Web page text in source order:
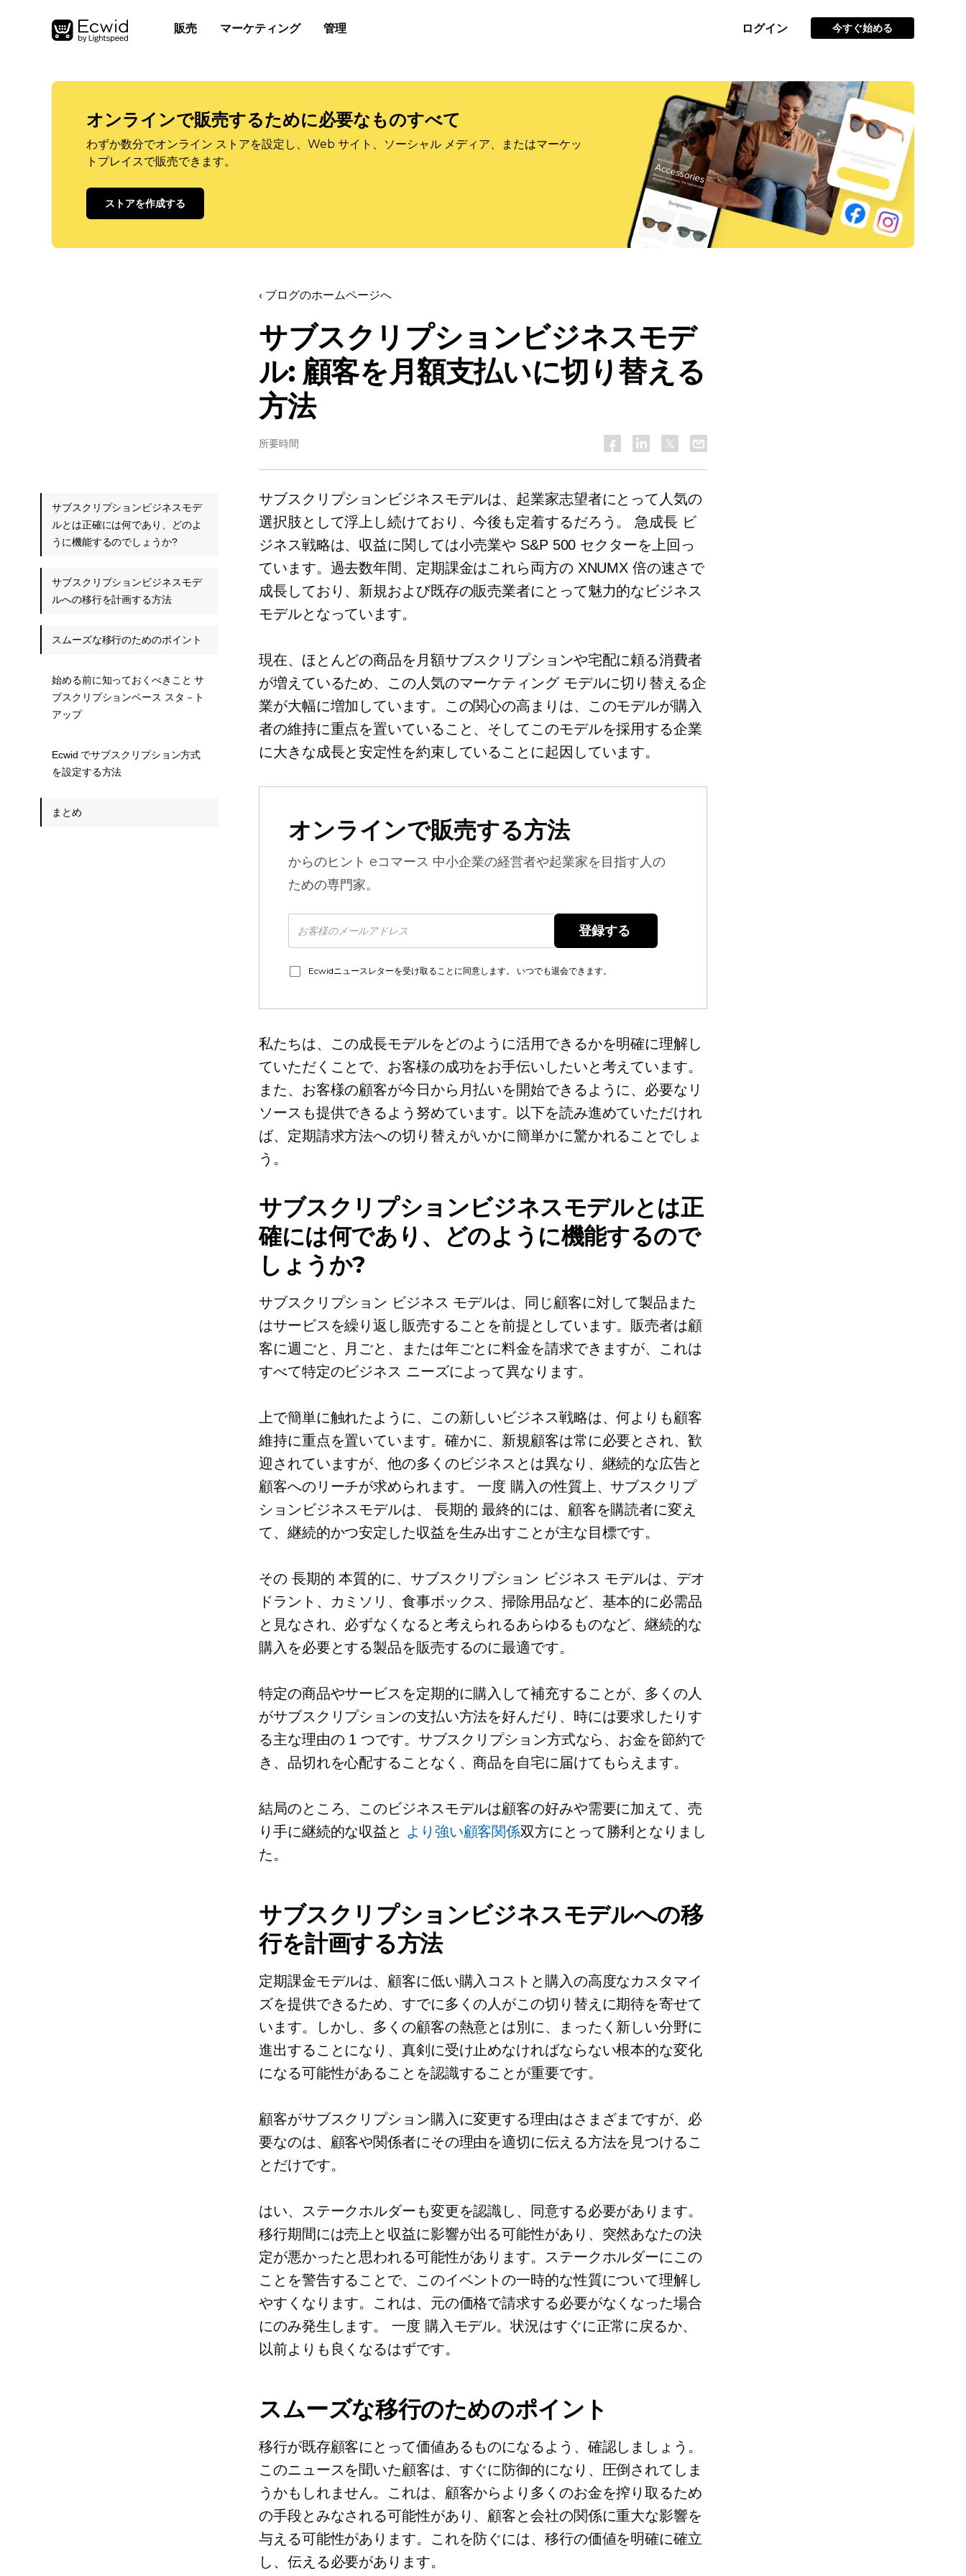
販売 マーケティング 管理 ログイン 今すぐ始める
オンラインで販売するために必要なものすべて
わずか数分でオンライン ストアを設定し、Web サイト、ソーシャル メディア、またはマーケッ
トプレイスで販売できます。
ストアを作成する
‹ ブログのホームページへ
サブスクリプションビジネスモデ
ル: 顧客を月額支払いに切り替える
方法
所要時間
サブスクリプションビジネスモデルは、起業家志望者にとって人気の
選択肢として浮上し続けており、今後も定着するだろう。 急成長 ビ
ジネス戦略は、収益に関しては小売業や S&P 500 セクターを上回っ
ています。過去数年間、定期課金はこれら両方の XNUMX 倍の速さで
成長しており、新規および既存の販売業者にとって魅力的なビジネス
モデルとなっています。
現在、ほとんどの商品を月額サブスクリプションや宅配に頼る消費者
が増えているため、この人気のマーケティング モデルに切り替える企
業が大幅に増加しています。この関心の高まりは、このモデルが購入
者の維持に重点を置いていること、そしてこのモデルを採用する企業
に大きな成長と安定性を約束していることに起因しています。
オンラインで販売する方法
からのヒント eコマース 中小企業の経営者や起業家を目指す人の
ための専門家。
Ecwidニュースレターを受け取ることに同意します。 いつでも退会できます。
私たちは、この成長モデルをどのように活用できるかを明確に理解し
ていただくことで、お客様の成功をお手伝いしたいと考えています。
また、お客様の顧客が今日から月払いを開始できるように、必要なリ
ソースも提供できるよう努めています。以下を読み進めていただけれ
ば、定期請求方法への切り替えがいかに簡単かに驚かれることでしょ
う。
サブスクリプションビジネスモデルとは正
確には何であり、どのように機能するので
しょうか?
サブスクリプション ビジネス モデルは、同じ顧客に対して製品また
はサービスを繰り返し販売することを前提としています。販売者は顧
客に週ごと、月ごと、または年ごとに料金を請求できますが、これは
すべて特定のビジネス ニーズによって異なります。
上で簡単に触れたように、この新しいビジネス戦略は、何よりも顧客
維持に重点を置いています。確かに、新規顧客は常に必要とされ、歓
迎されていますが、他の多くのビジネスとは異なり、継続的な広告と
顧客へのリーチが求められます。 一度 購入の性質上、サブスクリプ
ションビジネスモデルは、 長期的 最終的には、顧客を購読者に変え
て、継続的かつ安定した収益を生み出すことが主な目標です。
その 長期的 本質的に、サブスクリプション ビジネス モデルは、デオ
ドラント、カミソリ、食事ボックス、掃除用品など、基本的に必需品
と見なされ、必ずなくなると考えられるあらゆるものなど、継続的な
購入を必要とする製品を販売するのに最適です。
特定の商品やサービスを定期的に購入して補充することが、多くの人
がサブスクリプションの支払い方法を好んだり、時には要求したりす
る主な理由の 1 つです。サブスクリプション方式なら、お金を節約で
き、品切れを心配することなく、商品を自宅に届けてもらえます。
結局のところ、このビジネスモデルは顧客の好みや需要に加えて、売
り手に継続的な収益と より強い顧客関係双方にとって勝利となりまし
た。
サブスクリプションビジネスモデルへの移
行を計画する方法
定期課金モデルは、顧客に低い購入コストと購入の高度なカスタマイ
ズを提供できるため、すでに多くの人がこの切り替えに期待を寄せて
います。しかし、多くの顧客の熱意とは別に、まったく新しい分野に
進出することになり、真剣に受け止めなければならない根本的な変化
になる可能性があることを認識することが重要です。
顧客がサブスクリプション購入に変更する理由はさまざまですが、必
要なのは、顧客や関係者にその理由を適切に伝える方法を見つけるこ
とだけです。
はい、ステークホルダーも変更を認識し、同意する必要があります。
移行期間には売上と収益に影響が出る可能性があり、突然あなたの決
定が悪かったと思われる可能性があります。ステークホルダーにこの
ことを警告することで、このイベントの一時的な性質について理解し
やすくなります。これは、元の価格で請求する必要がなくなった場合
にのみ発生します。 一度 購入モデル。状況はすぐに正常に戻るか、
以前よりも良くなるはずです。
スムーズな移行のためのポイント
移行が既存顧客にとって価値あるものになるよう、確認しましょう。
このニュースを聞いた顧客は、すぐに防御的になり、圧倒されてしま
うかもしれません。これは、顧客からより多くのお金を搾り取るため
の手段とみなされる可能性があり、顧客と会社の関係に重大な影響を
与える可能性があります。これを防ぐには、移行の価値を明確に確立
し、伝える必要があります。
サブスクリプションビジネスモデ
ルとは正確には何であり、どのよ
うに機能するのでしょうか?
サブスクリプションビジネスモデ
ルへの移行を計画する方法
スムーズな移行のためのポイント
始める前に知っておくべきこと サ
ブスクリプションベース スタ－ト
アップ
Ecwid でサブスクリプション方式
を設定する方法
まとめ